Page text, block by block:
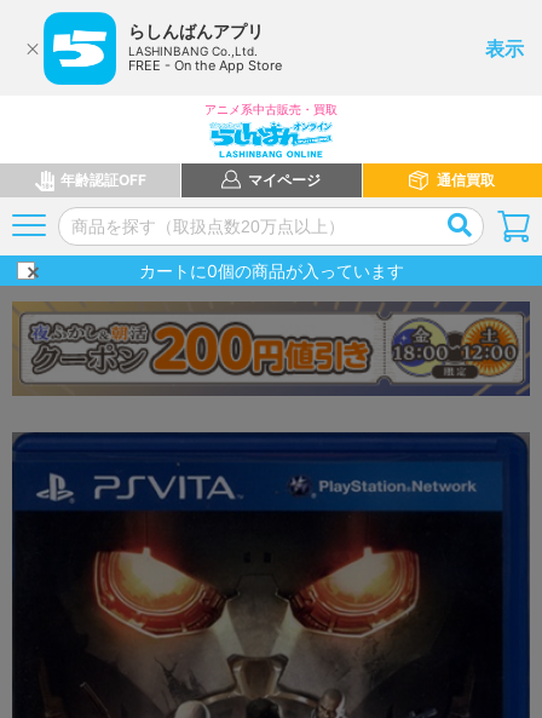
らしんばんアプリ
LASHINBANG Co.,Ltd.
FREE - On the App Store
表示
アニメ系中古販売・買取
年齢認証OFF マイページ 通信買取
カートに0個の商品が入っています